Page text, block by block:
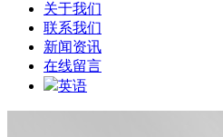
关于我们
联系我们
新闻资讯
在线留言
英语